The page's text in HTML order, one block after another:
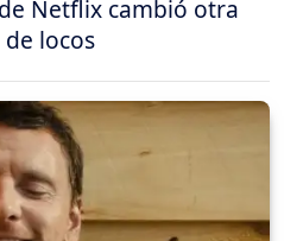
Netflix cambió otra
de locos